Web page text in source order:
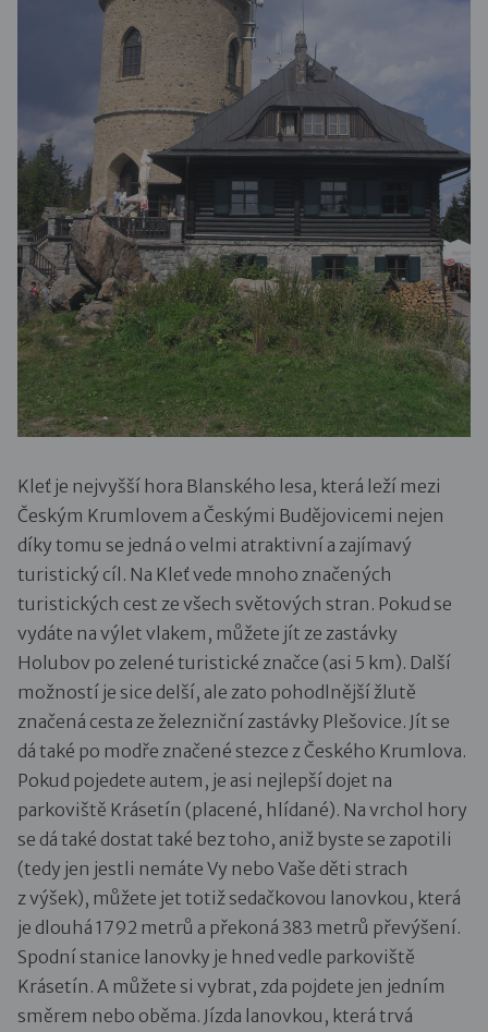
Kleť je nejvyšší hora Blanského lesa, která leží mezi
Českým Krumlovem a Českými Budějovicemi nejen
díky tomu se jedná o velmi atraktivní a zajímavý
turistický cíl. Na Kleť vede mnoho značených
turistických cest ze všech světových stran. Pokud se
vydáte na výlet vlakem, můžete jít ze zastávky
Holubov po zelené turistické značce (asi 5 km). Další
možností je sice delší, ale zato pohodlnější žlutě
značená cesta ze železniční zastávky Plešovice. Jít se
dá také po modře značené stezce z Českého Krumlova.
Pokud pojedete autem, je asi nejlepší dojet na
parkoviště Krásetín (placené, hlídané). Na vrchol hory
se dá také dostat také bez toho, aniž byste se zapotili
(tedy jen jestli nemáte Vy nebo Vaše děti strach
z výšek), můžete jet totiž sedačkovou lanovkou, která
je dlouhá 1792 metrů a překoná 383 metrů převýšení.
Spodní stanice lanovky je hned vedle parkoviště
Krásetín. A můžete si vybrat, zda pojdete jen jedním
směrem nebo oběma. Jízda lanovkou, která trvá